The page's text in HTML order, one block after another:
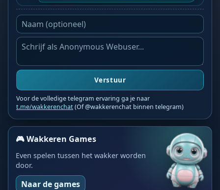
Verstuur
Voor de volledige telegram ervaring ga je naar
t.me/wakkerenchat(Of @wakkerenchat binnen telegram)
🎮 Wakkeren Games
Even spelen tussen het wakker worden
door.
Naar de games